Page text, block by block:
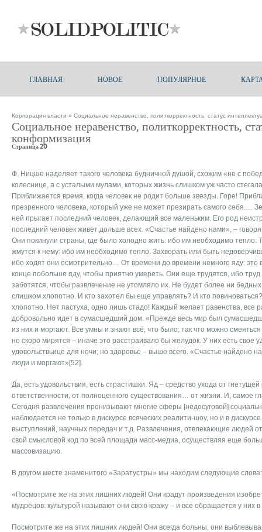
ГЛАВНАЯ НОВОЕ ПОПУЛЯРНОЕ
Корпорация власти » Социальное неравенство, политкорректность, статус
Социальное неравенство, политкорректность,
конформизация
Страница 20
Ф. Ницше наделяет такого человека будничной душой, схожим «не с
колеснице, а с усталыми мулами, которых жизнь слишком уж часто
Приближается время, когда человек не родит больше звезды. Горе!
презренного человека, который уже не может презирать самого себя.…
ней прыгает последний человек, делающий все маленьким. Его род
последний человек живет дольше всех. «Счастье найдено нами», –
Они покинули страны, где было холодно жить: ибо им необходимо тепло.
жмутся к нему: ибо им необходимо тепло. Захворать или быть
ибо ходят они осмотрительно… От времени до времени немного яду:
конце побольше яду, чтобы приятно умереть. Они еще трудятся, ибо
заботятся, чтобы развлечение не утомляло их. Не будет более ни
слишком хлопотно. И кто захотел бы еще управлять? И кто
хлопотно. Нет пастуха, одно лишь стадо! Каждый желает равенства, все
добровольно идет в сумасшедший дом. «Прежде весь мир был
из них и моргают. Все умны и знают всё, что было; так что можно
но скоро мирятся – иначе это расстраивало бы желудок. У них есть свое
удовольствьице для ночи; но здоровье – выше всего. «Счастье найдено
люди и моргают»[52].
Да, есть удовольствия, есть страстишки. Яд – средство ухода от
ответственности, от полноценного существования… от жизни. И, самое
Сегодня развлечения пронизывают многие сферы [недосуговой]
наблюдается не только в дискурсе всяческих реалити-шоу, но и в
выступлений, научных передач и т.д. Развлечения, отвлекающие людей
свой смысловой код по всей площади масс-медиа, осуществляя еще
массовизацию.
В другом месте знаменитого «Заратустры» мы находим следующие слова:
«Посмотрите же на этих лишних людей! Они крадут произведения
мудрецов: культурой называют они свою кражу – и все обращается у них
Посмотрите же на этих лишних людей! Они всегда больны, они